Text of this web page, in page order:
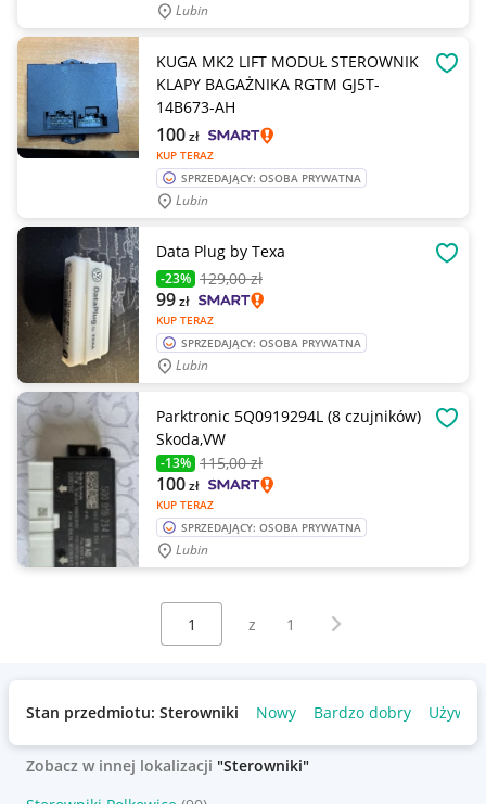
Lubin
KUGA MK2 LIFT MODUŁ STEROWNIK
KLAPY BAGAŻNIKA RGTM GJ5T-
14B673-AH
KUP TERAZ
100zł
SPRZEDAJĄCY: OSOBA PRYWATNA
Lubin
Data Plug by Texa
-23% 129,00 zł
KUP TERAZ
99zł
SPRZEDAJĄCY: OSOBA PRYWATNA
Lubin
Parktronic 5Q0919294L (8 czujników)
Skoda,VW
-13% 115,00 zł
KUP TERAZ
100zł
SPRZEDAJĄCY: OSOBA PRYWATNA
Lubin
Wybierz stronę:
z 1 Następna strona
Stan przedmiotu: Sterowniki Nowy Bardzo dobry
Zobacz w innej lokalizacji "Sterowniki"